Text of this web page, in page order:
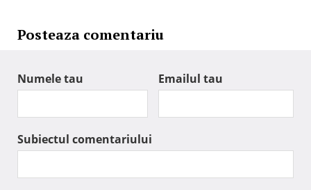
Posteaza comentariu
Numele tau Emailul tau
Subiectul comentariului